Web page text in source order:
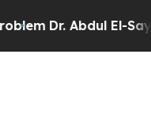
Dr. Abdul El-Sayed